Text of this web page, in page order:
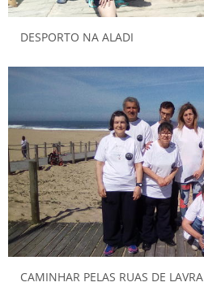
DESPORTO NA ALADI
CAMINHAR PELAS RUAS DE LAVRA